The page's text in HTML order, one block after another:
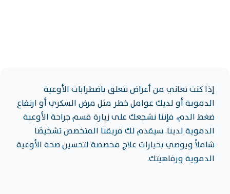
إذا كنت تعاني من أعراض تتعلق باضطرابات الأوعية
الدموية أو لديك عوامل خطر مثل مرض السكري أو ارتفاع
ضغط الدم، فإننا نشجعك على زيارة قسم جراحة الأوعية
الدموية لدينا. سيقدم لك فريقنا المتخصص تشخيصًا
شاملاً ويوصي بخيارات علاج مخصصة لتحسين صحة الأوعية
الدموية ورفاهيتك.